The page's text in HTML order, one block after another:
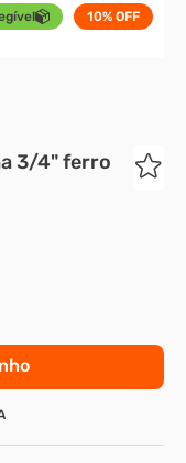
10% OFF
3/4" ferro